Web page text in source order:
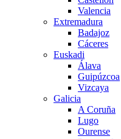
Valencia
Extremadura
Badajoz
Cáceres
Euskadi
Álava
Guipúzcoa
Vizcaya
Galicia
A Coruña
Lugo
Ourense